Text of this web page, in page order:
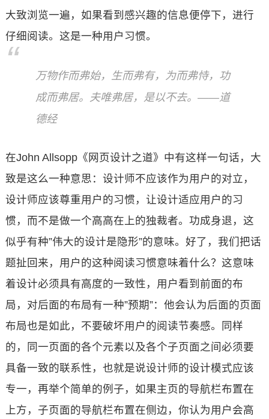
大致浏览一遍，如果看到感兴趣的信息便停下，进行
仔细阅读。这是一种用户习惯。
万物作而弗始，生而弗有，为而弗恃，功
成而弗居。夫唯弗居，是以不去。——道
德经
在John Allsopp《网页设计之道》中有这样一句话，大
致是这么一种意思：设计师不应该作为用户的对立，
设计师应该尊重用户的习惯，让设计适应用户的习
惯，而不是做一个高高在上的独裁者。功成身退，这
似乎有种”伟大的设计是隐形”的意味。好了，我们把话
题扯回来，用户的这种阅读习惯意味着什么？这意味
着设计必须具有高度的一致性，用户看到前面的布
局，对后面的布局有一种”预期”：他会认为后面的页面
布局也是如此，不要破坏用户的阅读节奏感。同样
的，同一页面的各个元素以及各个子页面之间必须要
具备一致的联系性，也就是说设计师的设计模式应该
专一，再举个简单的例子，如果主页的导航栏布置在
上方，子页面的导航栏布置在侧边，你认为用户会高